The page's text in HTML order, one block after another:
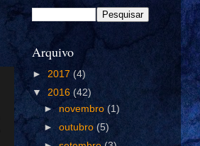
Arquivo
► 2017 (4)
▼ 2016 (42)
►novembro(1)
►outubro(5)